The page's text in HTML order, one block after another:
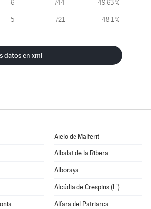
6 744 49,63 %
5 721 48,1 %
datos en xml
Aielo de Malferit
Albalat de la Ribera
Alboraya
Alcúdia de Crespins (L')
Alfara del Patriarca